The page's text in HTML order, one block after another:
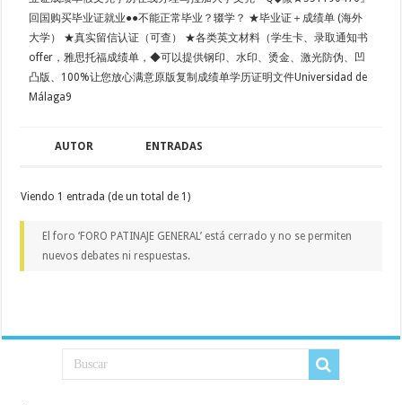
回国购买毕业证就业●●不能正常毕业？辍学？ ★毕业证＋成绩单 (海外
大学） ★真实留信认证（可查） ★各类英文材料（学生卡、录取通知书
offer，雅思托福成绩单，◆可以提供钢印、水印、烫金、激光防伪、凹
凸版、100%让您放心满意原版复制成绩单学历证明文件Universidad de
Málaga9
AUTOR ENTRADAS
Viendo 1 entrada (de un total de 1)
El foro ‘FORO PATINAJE GENERAL’ está cerrado y no se permiten
nuevos debates ni respuestas.